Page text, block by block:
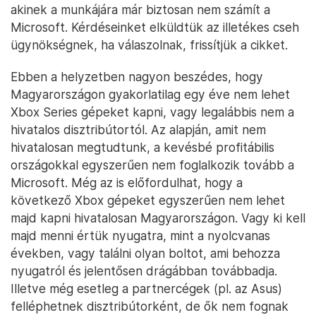
akinek a munkájára már biztosan nem számít a
Microsoft. Kérdéseinket elküldtük az illetékes cseh
ügynökségnek, ha válaszolnak, frissítjük a cikket.
Ebben a helyzetben nagyon beszédes, hogy
Magyarországon gyakorlatilag egy éve nem lehet
Xbox Series gépeket kapni, vagy legalábbis nem a
hivatalos disztribútortól. Az alapján, amit nem
hivatalosan megtudtunk, a kevésbé profitábilis
országokkal egyszerűen nem foglalkozik tovább a
Microsoft. Még az is előfordulhat, hogy a
következő Xbox gépeket egyszerűen nem lehet
majd kapni hivatalosan Magyarországon. Vagy ki kell
majd menni értük nyugatra, mint a nyolcvanas
években, vagy találni olyan boltot, ami behozza
nyugatról és jelentősen drágábban továbbadja.
Illetve még esetleg a partnercégek (pl. az Asus)
felléphetnek disztribútorként, de ők nem fognak